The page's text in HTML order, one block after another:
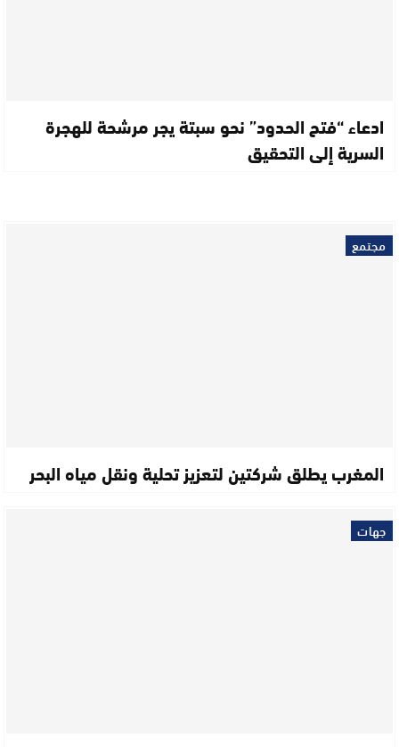
ادعاء “فتح الحدود” نحو سبتة يجر مرشحة للهجرة
السرية إلى التحقيق
مجتمع
المغرب يطلق شركتين لتعزيز تحلية ونقل مياه البحر
جهات